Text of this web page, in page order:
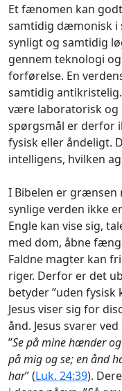
Et fænomen kan
samtidig dæmonisk i
synligt og samtidig
gennem teknologi
forførelse. En
samtidig
være laboratorisk og
spørgsmål er derfor
fysisk eller åndeligt.
intelligens, hvilken
I Bibelen er grænsen
synlige verden ikke
Engle kan vise sig,
med dom, åbne
Faldne magter kan
riger. Derfor er det
betyder ”uden fysisk
Jesus viser sig for
ånd. Jesus svarer
”Se på mine hænder
på mig og se; en ånd
har” (Luk. 24:39).